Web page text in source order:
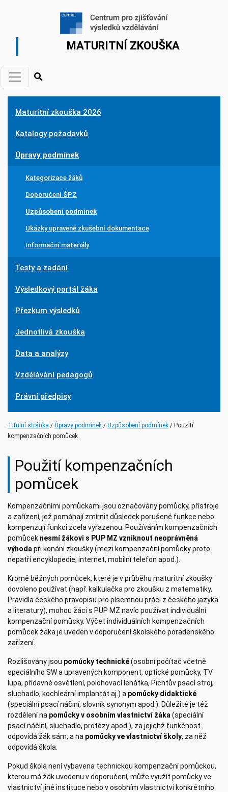
MATURITNÍ ZKOUŠKA
Maturitní zkouška 2026
Katalogy požadavků
Úpravy podmínek
Kategorizace žáků
Doporučení ŠPZ
Uzpůsobení podmínek
Ukázky upravené zkušební dokumentace
Informační materiály
Testy a zadání
Výsledkový portál žáka
Přezkum výsledků
Jednotlivá zkouška
Data a analýzy
Vzdělávání pedagogů
Právní předpisy
Titulní stránka Úpravy podmínek(current)
Uzpůsobení podmínek(current)
Použití
kompenzačních pomůcek
Použití kompenzačních
pomůcek
Kompenzačními pomůckami jsou označovány pomůcky, přístroje
a zařízení, jež pomáhají zmírnit důsledek porušené funkce nebo
kompenzují funkci zcela vyřazenou. Používáním kompenzačních
pomůcek nesmí žákovi s PUP MZ vzniknout neoprávněná
výhoda při konání zkoušky (mezi kompenzační pomůcky proto
nepatří encyklopedie, internet, mobilní telefon apod.).
Kromě běžných pomůcek, které je v průběhu maturitní zkoušky
dovoleno používat (např. kalkulačka pro zkoušku z matematiky,
Pravidla českého pravopisu pro písemnou práci z českého jazyka
a literatury), mohou žáci s PUP MZ navíc používat individuální
kompenzační pomůcky. Výčet individuálních kompenzačních
pomůcek žáka je uveden v doporučení školského poradenského
zařízení.
Rozlišovány jsou pomůcky technické(osobní počítač včetně
speciálního SW a upravených komponent, optické pomůcky, TV
lupa, přídavné osvětlení, polohovací lehátka, Pichtův psací stroj,
sluchadlo, kochleární implantát aj.) a pomůcky didaktické
(speciální psací náčiní, slovník synonym apod.). Důležité je též
rozdělení na pomůcky v osobním vlastnictví žáka (speciální
psací náčiní, sluchadlo, protézy apod.), za jejichž funkčnost
odpovídá žák sám, a na pomůcky ve vlastnictví školy, za něž
odpovídá škola.
Pokud škola není vybavena technickou kompenzační pomůckou,
kterou má žák uvedenu v doporučení, může využít pomůcky ve
vlastnictví jiné instituce nebo v osobním vlastnictví konkrétního